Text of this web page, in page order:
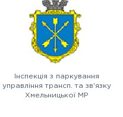
Інспекція з паркування
управління трансп. та зв'язку
Хмельницької МР